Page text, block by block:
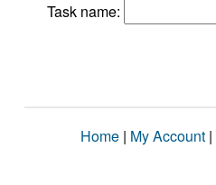
Task name:
Home | My Account |